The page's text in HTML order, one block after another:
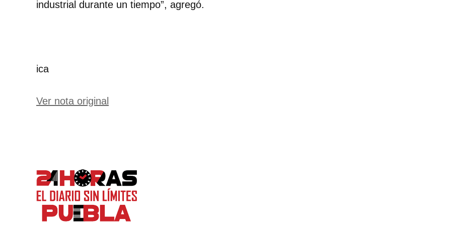
industrial durante un tiempo”, agregó.
ica
Ver nota original